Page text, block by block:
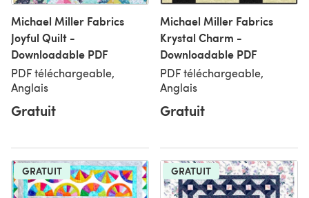
Michael Miller Fabrics
Joyful Quilt -
Downloadable PDF
PDF téléchargeable,
Anglais
Gratuit
Michael Miller Fabrics
Krystal Charm -
Downloadable PDF
PDF téléchargeable,
Anglais
Gratuit
GRATUIT GRATUIT